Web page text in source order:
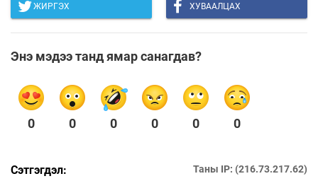
ЖИРГЭХ ХУВААЛЦАХ
Энэ мэдээ танд ямар санагдав?
0 0 0 0 0 0
Сэтгэгдэл: Таны IP: (216.73.217.62)